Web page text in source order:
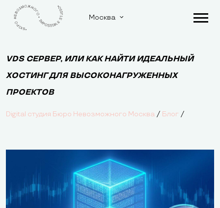
Москва
VDS СЕРВЕР, ИЛИ КАК НАЙТИ ИДЕАЛЬНЫЙ
ХОСТИНГ ДЛЯ ВЫСОКОНАГРУЖЕННЫХ
ПРОЕКТОВ
Digital студия Бюро Невозможного Москва / Блог /